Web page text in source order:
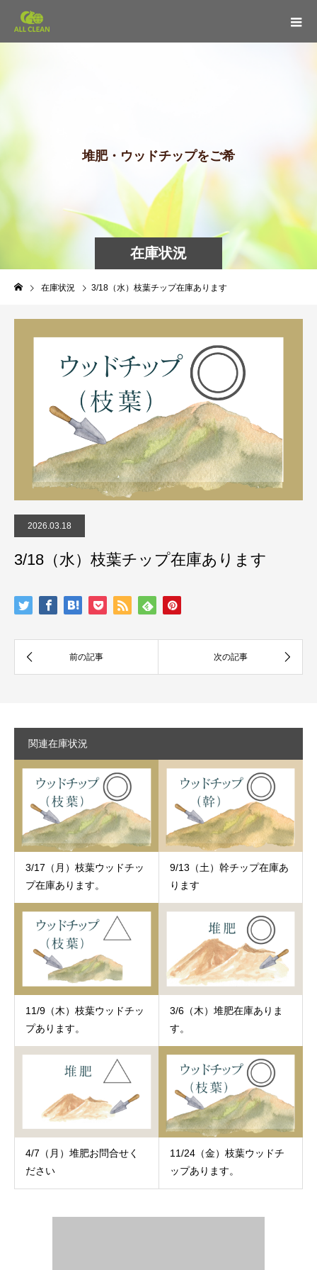
在庫状況
堆肥・ウ ッ ド チップをご希望
在庫状況 3/18（水）枝葉チップ在庫あります
2026.03.18
3/18（水）枝葉チップ在庫あります
関連在庫状況
3/17（月）枝葉ウッドチッ
プ在庫あります。
9/13（土）幹チップ在庫あ
ります
11/9（木）枝葉ウッドチッ
プあります。
3/6（木）堆肥在庫ありま
す。
4/7（月）堆肥お問合せく
ださい
11/24（金）枝葉ウッドチ
ップあります。